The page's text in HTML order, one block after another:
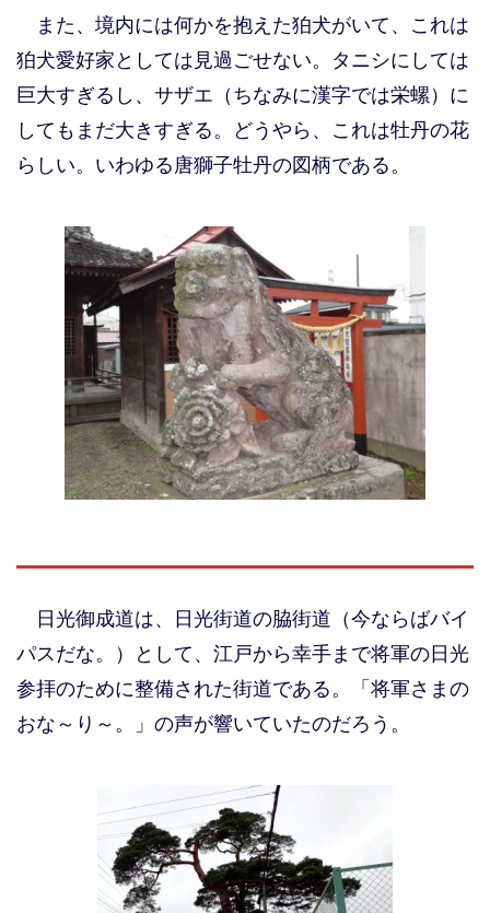
また、境内には何かを抱えた狛犬がいて、これは
狛犬愛好家としては見過ごせない。タニシにしては
巨大すぎるし、サザエ（ちなみに漢字では栄螺）に
してもまだ大きすぎる。どうやら、これは牡丹の花
らしい。いわゆる唐獅子牡丹の図柄である。
日光御成道は、日光街道の脇街道（今ならばバイ
パスだな。）として、江戸から幸手まで将軍の日光
参拝のために整備された街道である。「将軍さまの
おな～り～。」の声が響いていたのだろう。